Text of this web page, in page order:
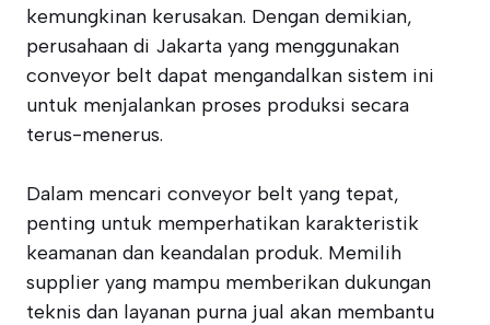
kemungkinan kerusakan. Dengan demikian,
perusahaan di Jakarta yang menggunakan
conveyor belt dapat mengandalkan sistem ini
untuk menjalankan proses produksi secara
terus-menerus.
Dalam mencari conveyor belt yang tepat,
penting untuk memperhatikan karakteristik
keamanan dan keandalan produk. Memilih
supplier yang mampu memberikan dukungan
teknis dan layanan purna jual akan membantu